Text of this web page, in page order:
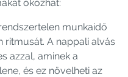
okozhat:
munkaidő
ritmusát. A nappali alvás
azzal, aminek a
és ez növelheti az